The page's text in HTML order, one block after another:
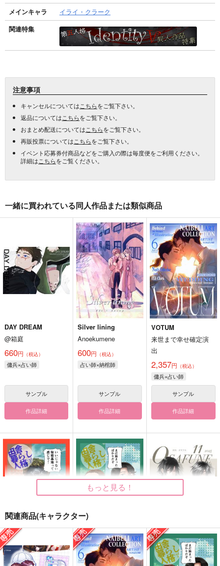
メインキャラ
イライ・クラーク
関連特集
注意事項
キャンセルについては こちらをご覧下さい。
返品については こちらをご覧下さい。
おまとめ配送については こちらをご覧下さい。
再販投票については こちらをご覧下さい。
イベント応募券付商品などをご購入の際は毎度便をご利用ください。
詳細は こちらをご覧ください。
一緒に買われている同人作品または類似商品
DAY DREAM
@箱庭
660円 （税込）
傭兵×占い師
サンプル
作品詳細
Silver lining
Anoekumene
600円 （税込）
占い師×納棺師
サンプル
作品詳細
VOTUM
来世まで幸せ確定演
出
2,357円 （税込）
傭兵×占い師
サンプル
作品詳細
田舎暮らし人格 vol.2
バビ団地
田舎暮らし人格 vol.4
バビ団地
月刊OSAFUNE 11月
号
令月梅香
もっと見る！
関連商品(キャラクター)